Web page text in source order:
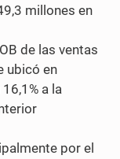
millones en
de las ventas
ubicó en
a la
por el